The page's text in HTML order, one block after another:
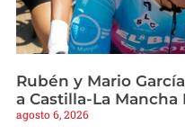
Rubén y Mario
a Castilla-La
agosto 6, 2026